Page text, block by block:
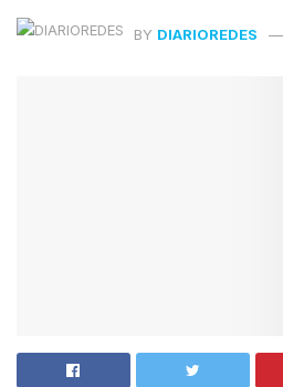
BY DIARIOREDES